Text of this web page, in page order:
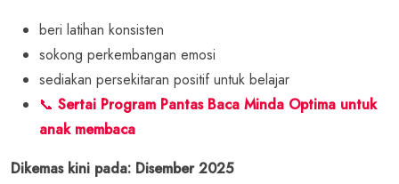
beri latihan konsisten
sokong perkembangan emosi
sediakan persekitaran positif untuk belajar
📞 Sertai Program Pantas Baca Minda Optima untuk
anak membaca
Dikemas kini pada: Disember 2025